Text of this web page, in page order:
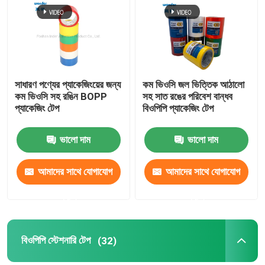
ভিআর শো
কারখানা পরিদর্শন
মান নিয়ন্ত্রণ
আমাদের সাথে যোগাযোগ করুন
খবর
সাধারণ পণ্যের প্যাকেজিংয়ের জন্য
কম ভিওসি সহ রঙিন BOPP
প্যাকেজিং টেপ
ভালো দাম
আমাদের সাথে যোগাযোগ
কম ভিওসি জল ভিত্তিক আঠালো
সহ সাত রঙের পরিবেশ বান্ধব
বিওপিপি প্যাকেজিং টেপ
ভালো দাম
আমাদের সাথে যোগাযোগ
বিওপিপি স্টেশনারি টেপ (32)